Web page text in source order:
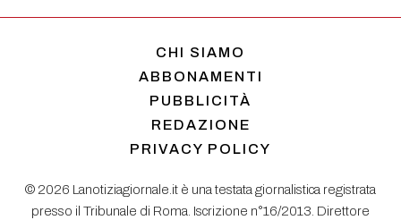
CHI SIAMO
ABBONAMENTI
PUBBLICITÀ
REDAZIONE
PRIVACY POLICY
© 2026 Lanotiziagiornale.it è una testata giornalistica registrata
presso il Tribunale di Roma. Iscrizione n°16/2013. Direttore